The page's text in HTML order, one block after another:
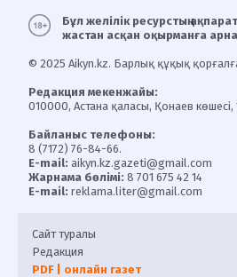
Бұл желілік ресурстың
жастан асқан оқырманға
© 2025 Aikyn.kz. Барлық құқық
Редакция мекенжайы:
010000, Астана қаласы, Қонаев көшесі,
Байланыс телефоны:
8 (7172) 76-84-66.
E-mail: aikyn.kz.gazeti@gmail.com
Жарнама бөлімі: 8 701 675 42 14
E-mail: reklama.liter@gmail.com
Сайт туралы
Редакция
PDF | онлайн газет